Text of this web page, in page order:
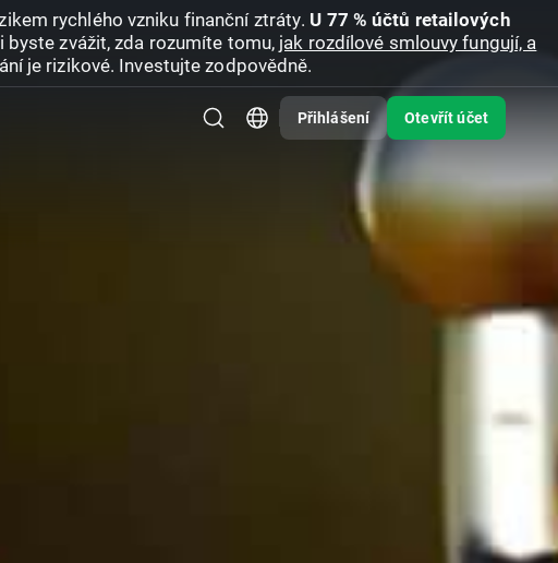
rychlého vzniku finanční ztráty. U 77 % účtů retailových
byste zvážit, zda rozumíte tomu, jak rozdílové smlouvy fungují, a
je rizikové. Investujte zodpovědně.
Přihlášení Otevřít účet